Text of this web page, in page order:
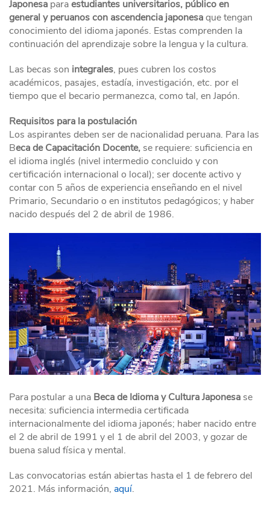
Japonesa paraestudiantes universitarios, público en
general y peruanos con ascendencia japonesaque tengan
conocimiento del idioma japonés. Estas comprenden la
continuación del aprendizaje sobre la lengua y la cultura.
Las becas son integrales, pues cubren los costos
académicos, pasajes, estadía, investigación, etc. por el
tiempo que el becario permanezca, como tal, en Japón.
Requisitos para la postulación
Los aspirantes deben ser de nacionalidad peruana. Para las
Beca de Capacitación Docente, se requiere: suficiencia en
el idioma inglés (nivel intermedio concluido y con
certificación internacional o local); ser docente activo y
contar con 5 años de experiencia enseñando en el nivel
Primario, Secundario o en institutos pedagógicos; y haber
nacido después del 2 de abril de 1986.
Para postular a una Beca de Idioma y Cultura Japonesa se
necesita: suficiencia intermedia certificada
internacionalmente del idioma japonés; haber nacido entre
el 2 de abril de 1991 y el 1 de abril del 2003, y gozar de
buena salud física y mental.
Las convocatorias están abiertas hasta el 1 de febrero del
2021. Más información, aquí.